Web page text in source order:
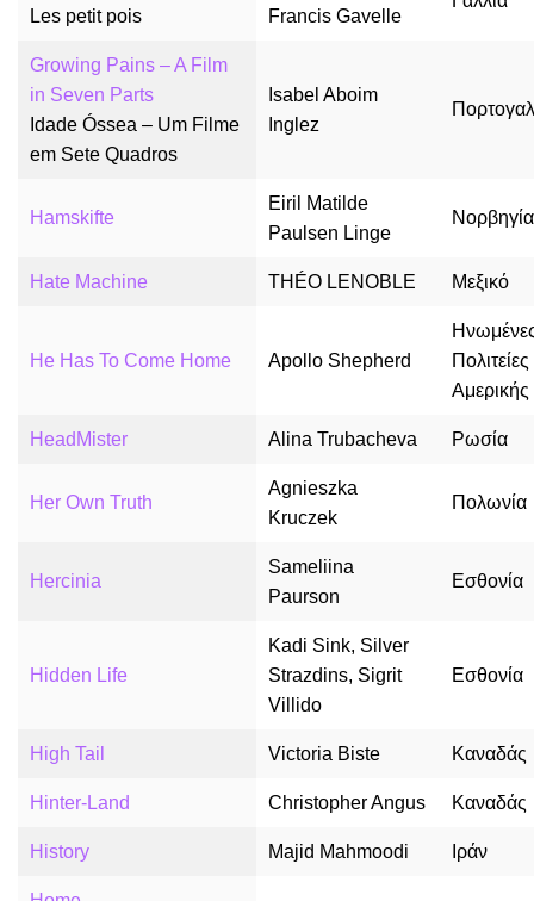
Les petit pois Francis Gavelle
Growing Pains – A Film
in Seven Parts
Idade Óssea – Um Filme
em Sete Quadros
Isabel Aboim
Inglez
Hamskifte
Eiril Matilde
Paulsen Linge
Νορβηγία
Hate Machine THÉO LENOBLE Μεξικό
He Has To Come Home Apollo Shepherd
Πολιτείες
Αμερικής
HeadMister Alina Trubacheva Ρωσία
Her Own Truth
Agnieszka
Kruczek
Πολωνία
Hercinia
Sameliina
Paurson
Εσθονία
Hidden Life
Kadi Sink, Silver
Strazdins, Sigrit
Villido
Εσθονία
High Tail Victoria Biste Καναδάς
Hinter-Land Christopher Angus Καναδάς
History Majid Mahmoodi Ιράν